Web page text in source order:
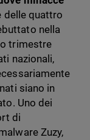
delle quattro
nella
trimestre
nazionali,
siano in
Uno dei
di
Zuzy,